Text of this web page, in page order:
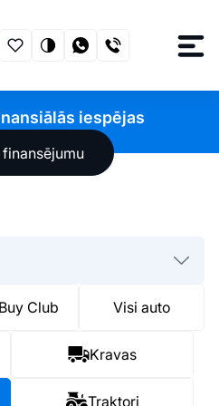
iespējas
finansējumu
Club Visi auto
Kravas
Traktori